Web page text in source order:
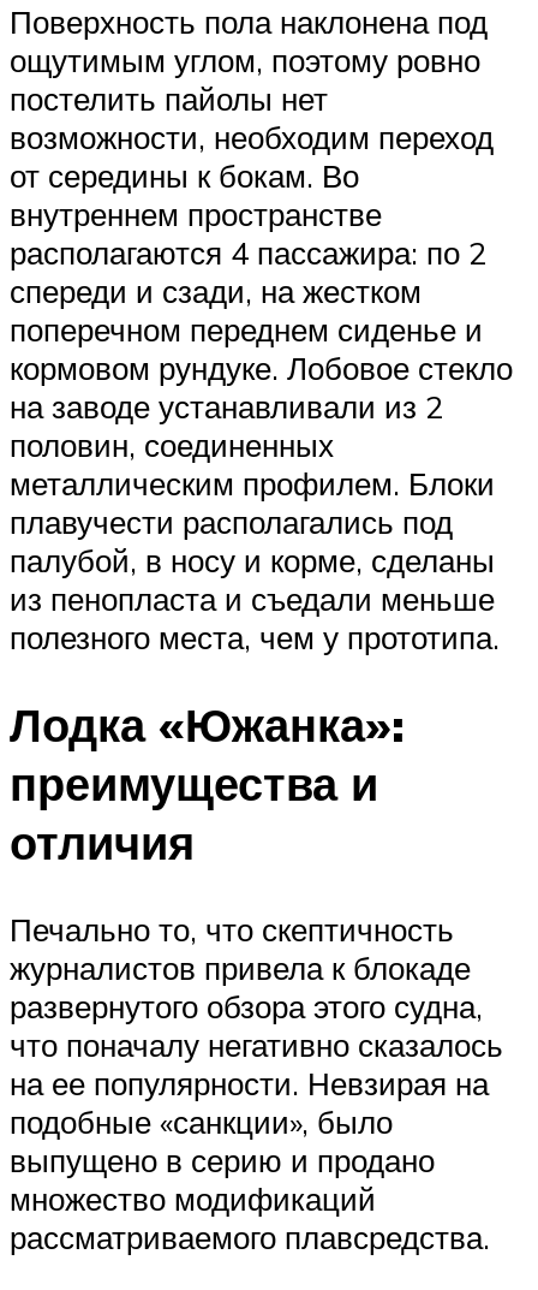
Поверхность пола наклонена под
ощутимым углом, поэтому ровно
постелить пайолы нет
возможности, необходим переход
от середины к бокам. Во
внутреннем пространстве
располагаются 4 пассажира: по 2
спереди и сзади, на жестком
поперечном переднем сиденье и
кормовом рундуке. Лобовое стекло
на заводе устанавливали из 2
половин, соединенных
металлическим профилем. Блоки
плавучести располагались под
палубой, в носу и корме, сделаны
из пенопласта и съедали меньше
полезного места, чем у прототипа.
Лодка «Южанка»:
преимущества и
отличия
Печально то, что скептичность
журналистов привела к блокаде
развернутого обзора этого судна,
что поначалу негативно сказалось
на ее популярности. Невзирая на
подобные «санкции», было
выпущено в серию и продано
множество модификаций
рассматриваемого плавсредства.